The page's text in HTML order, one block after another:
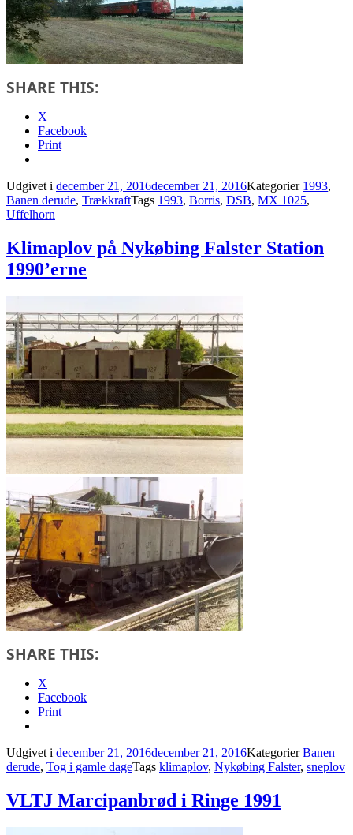
SHARE THIS:
X
Facebook
Print
Udgivet i december 21, 2016december 21, 2016Kategorier 1993,
Banen derude, TrækkraftTags 1993, Borris, DSB, MX 1025,
Uffelhorn
Klimaplov på Nykøbing Falster Station
1990’erne
SHARE THIS:
X
Facebook
Print
Udgivet i december 21, 2016december 21, 2016KategorierBanen
derude, Tog i gamle dageTags klimaplov, Nykøbing Falster, sneplov
VLTJ Marcipanbrød i Ringe 1991